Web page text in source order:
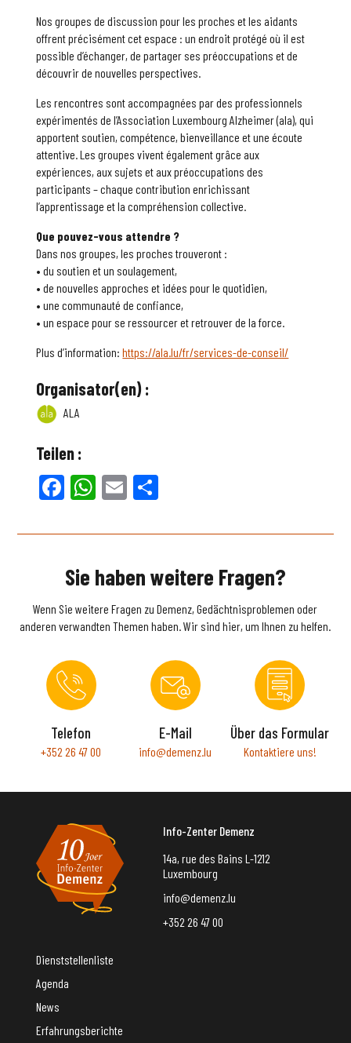
Nos groupes de discussion pour les proches et les aidants
offrent précisément cet espace : un endroit protégé où il est
possible d’échanger, de partager ses préoccupations et de
découvrir de nouvelles perspectives.
Les rencontres sont accompagnées par des professionnels
expérimentés de l’Association Luxembourg Alzheimer (ala), qui
apportent soutien, compétence, bienveillance et une écoute
attentive. Les groupes vivent également grâce aux
expériences, aux sujets et aux préoccupations des
participants – chaque contribution enrichissant
l’apprentissage et la compréhension collective.
Que pouvez-vous attendre ?
Dans nos groupes, les proches trouveront :
• du soutien et un soulagement,
• de nouvelles approches et idées pour le quotidien,
• une communauté de confiance,
• un espace pour se ressourcer et retrouver de la force.
Plus d’information:https://ala.lu/fr/services-de-conseil/
Organisator(en) :
ALA
Teilen :
Facebook
WhatsApp
Email
Sie haben weitere Fragen?
Wenn Sie weitere Fragen zu Demenz, Gedächtnisproblemen oder
anderen verwandten Themen haben. Wir sind hier, um Ihnen zu helfen.
Telefon
+352 26 47 00
E-Mail
info@demenz.lu
Über das Formular
Kontaktiere uns!
Info-Zenter Demenz
14a, rue des Bains L-1212
Luxembourg
info@demenz.lu
+352 26 47 00
Dienststellenliste
Agenda
News
Erfahrungsberichte